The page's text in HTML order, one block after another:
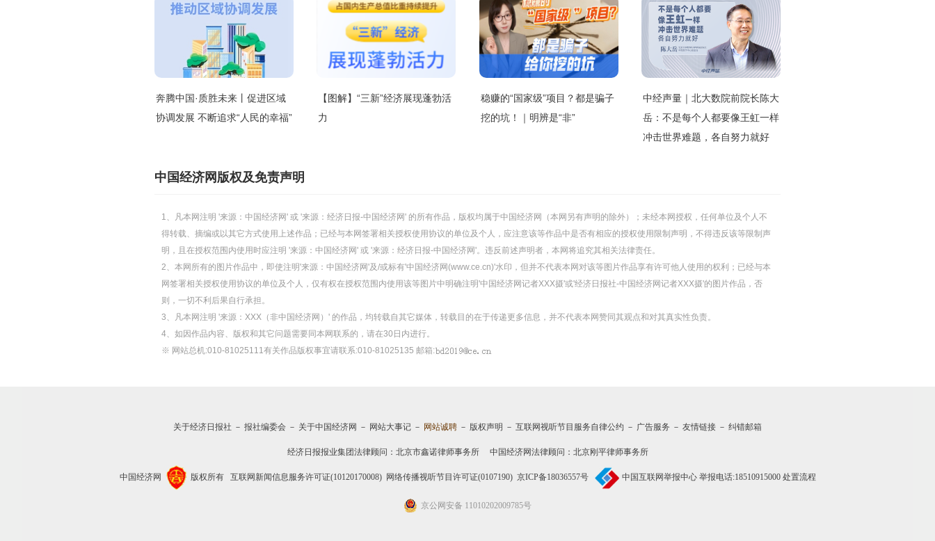
奔腾中国·质胜未来丨促进区域
协调发展 不断追求“人民的幸福”
【图解】“三新”经济展现蓬勃活
力
稳赚的“国家级”项目？都是骗子
挖的坑！｜明辨是“非”
中经声量｜北大数院前院长陈大
岳：不是每个人都要像王虹一样
冲击世界难题，各自努力就好
中国经济网版权及免责声明
1、凡本网注明 '来源：中国经济网' 或 '来源：经济日报-中国经济网' 的所有作品，版权均属于中国经济网（本网另有声明的除外）；未经本网授权，任何单位及个人不
得转载、摘编或以其它方式使用上述作品；已经与本网签署相关授权使用协议的单位及个人，应注意该等作品中是否有相应的授权使用限制声明，不得违反该等限制声
明，且在授权范围内使用时应注明 '来源：中国经济网' 或 '来源：经济日报-中国经济网'。违反前述声明者，本网将追究其相关法律责任。
2、本网所有的图片作品中，即使注明'来源：中国经济网'及/或标有'中国经济网(www.ce.cn)'水印，但并不代表本网对该等图片作品享有许可他人使用的权利；已经与本
网签署相关授权使用协议的单位及个人，仅有权在授权范围内使用该等图片中明确注明'中国经济网记者XXX摄'或'经济日报社-中国经济网记者XXX摄'的图片作品，否
则，一切不利后果自行承担。
3、凡本网注明 '来源：XXX（非中国经济网）' 的作品，均转载自其它媒体，转载目的在于传递更多信息，并不代表本网赞同其观点和对其真实性负责。
4、如因作品内容、版权和其它问题需要同本网联系的，请在30日内进行。
※ 网站总机:010-81025111有关作品版权事宜请联系:010-81025135 邮箱:
关于经济日报社 － 报社编委会 － 关于中国经济网 － 网站大事记 － 网站诚聘 － 版权声明 － 互联网视听节目服务自律公约 － 广告服务 － 友情链接 － 纠错邮箱
经济日报报业集团法律顾问： 北京市鑫诺律师事务所中国经济网法律顾问：北京刚平律师事务所
中国经济网 版权所有 互联网新闻信息服务许可证(10120170008) 网络传播视听节目许可证(0107190) 京ICP备18036557号 中国互联网举报中心举报电话:18510915000 处置流程
京公网安备 11010202009785号